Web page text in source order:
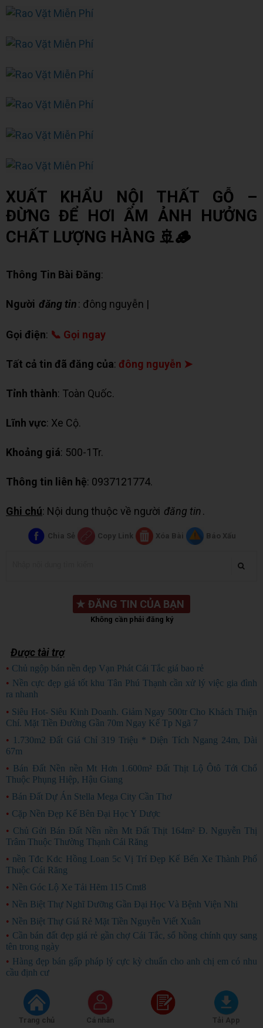
XUẤT KHẨU NỘI THẤT GỖ –
ĐỪNG ĐỂ HƠI ẨM ẢNH HƯỞNG
CHẤT LƯỢNG HÀNG 🚢🪵
Thông Tin Bài Đăng:
Người đăng tin: đông nguyễn |
Gọi điện: 📞 Gọi ngay
Tất cả tin đã đăng của: đông nguyễn ➤
Tỉnh thành: Toàn Quốc.
Lĩnh vực: Xe Cộ.
Khoảng giá: 500-1Tr.
Thông tin liên hệ: 0937121774.
Ghi chú: Nội dung thuộc về người đăng tin.
Chia Sẻ Copy Link Xóa Bài Báo Xấu
★ ĐĂNG TIN CỦA BẠN
Không cần phải đăng ký
Được tài trợ
• Chủ ngộp bán nền đẹp Vạn Phát Cái Tắc giá bao rẻ
• Nền cực đẹp giá tốt khu Tân Phú Thạnh cần xử lý việc gia đình
ra nhanh
• Siêu Hot- Siêu Kinh Doanh. Giảm Ngay 500tr Cho Khách Thiện
Chí. Mặt Tiền Đường Gần 70m Ngay Kế Tp Ngã 7
• 1.730m2 Đất Giá Chỉ 319 Triệu * Diện Tích Ngang 24m, Dài
67m
• Bán Đất Nền nền Mt Hơn 1.600m² Đất Thịt Lộ Ôtô Tới Chổ
Thuộc Phụng Hiệp, Hậu Giang
• Bán Đất Dự Án Stella Mega City Cần Thơ
• Cặp Nền Đẹp Kế Bên Đại Học Y Dược
• Chủ Gửi Bán Đất Nền nền Mt Đất Thịt 164m² Đ. Nguyễn Thị
Trâm Thuộc Thường Thạnh Cái Răng
• nền Tđc Kdc Hồng Loan 5c Vị Trí Đẹp Kế Bến Xe Thành Phố
Thuộc Cái Răng
• Nền Góc Lộ Xe Tải Hẽm 115 Cmt8
• Nền Biệt Thự Nghĩ Dưỡng Gần Đại Học Và Bệnh Viện Nhi
• Nền Biệt Thự Giá Rẻ Mặt Tiền Nguyễn Viết Xuân
• Cần bán đất đẹp giá rẻ gần chợ Cái Tắc, sổ hồng chính quy sang
tên trong ngày
• Hàng đẹp bán gấp pháp lý cực kỳ chuẩn cho anh chị em có nhu
cầu định cư
Copyright © 2026
Rao Vặt Miễn Phí
raovatcantho.com
chỉ hoạt động thử nghiệm (*)
Trang chủ Cá nhân Tải App